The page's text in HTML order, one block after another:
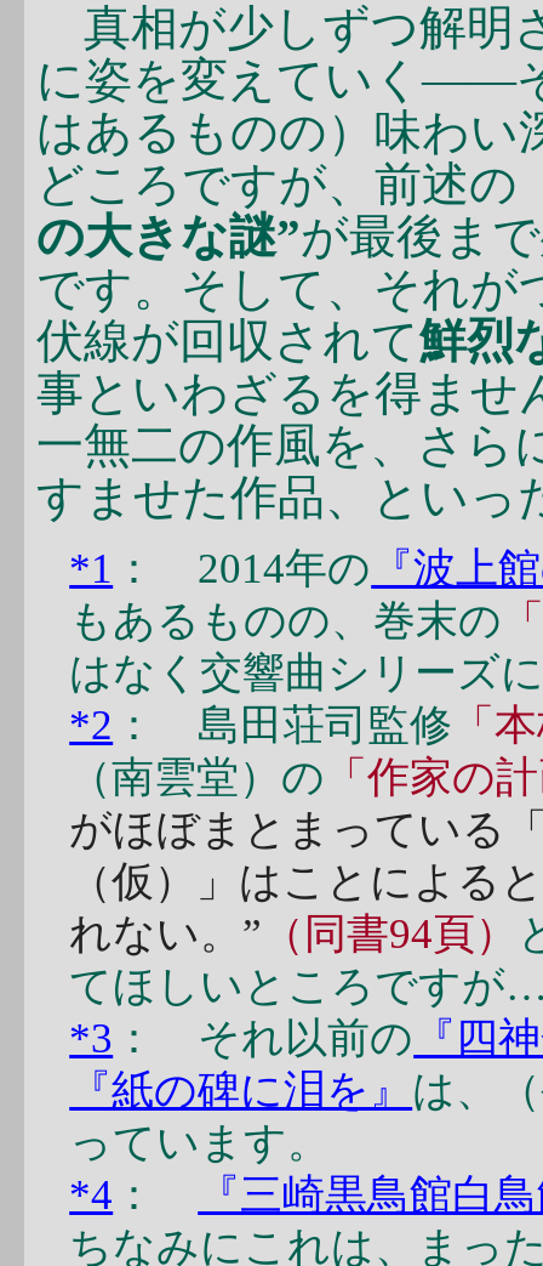
真相が少しずつ解明
に姿を変えていく――
はあるものの）味わい
どころですが、前述の
の大きな謎”が最後ま
です。そして、それが
伏線が回収されて鮮烈
事といわざるを得ませ
一無二の作風を、さら
すませた作品、といっ
*1 ： 2014年の 『波上
もあるものの、巻末の
はなく交響曲シリーズ
*2 ： 島田荘司監修 「
（南雲堂）の 「作家の
がほぼまとまっている
（仮）」はことによる
れない。” （同書94頁）
てほしいところです
*3 ： それ以前の 『四
『紙の碑に泪を』 は、
っています。
*4 ：
『三崎黒鳥館白
ちなみにこれは、まっ